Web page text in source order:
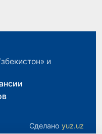
и
Сделано yuz.uz